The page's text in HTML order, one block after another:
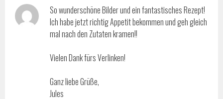
So wunderschöne Bilder und ein fantastisches Rezept!
Ich habe jetzt richtig Appetit bekommen und geh gleich
mal nach den Zutaten kramen!!
Vielen Dank fürs Verlinken!
Ganz liebe Grüße,
Jules